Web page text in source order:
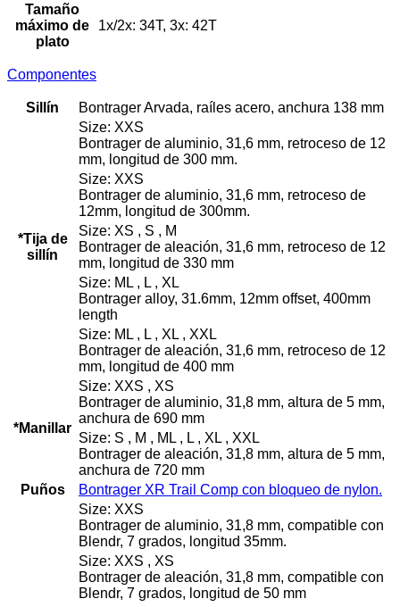
Tamaño
máximo de
plato
1x/2x: 34T, 3x: 42T
Componentes
Sillín Bontrager Arvada, raíles acero, anchura 138 mm
*Tija de
sillín
Size: XXS
Bontrager de aluminio, 31,6 mm, retroceso de 12
mm, longitud de 300 mm.
Size: XXS
Bontrager de aluminio, 31,6 mm, retroceso de
12mm, longitud de 300mm.
Size: XS , S , M
Bontrager de aleación, 31,6 mm, retroceso de 12
mm, longitud de 330 mm
Size: ML , L , XL
Bontrager alloy, 31.6mm, 12mm offset, 400mm
length
Size: ML , L , XL , XXL
Bontrager de aleación, 31,6 mm, retroceso de 12
mm, longitud de 400 mm
*Manillar
Size: XXS , XS
Bontrager de aluminio, 31,8 mm, altura de 5 mm,
anchura de 690 mm
Size: S , M , ML , L , XL , XXL
Bontrager de aleación, 31,8 mm, altura de 5 mm,
anchura de 720 mm
Puños
Bontrager XR Trail Comp con bloqueo de nylon.
Size: XXS
Bontrager de aluminio, 31,8 mm, compatible con
Blendr, 7 grados, longitud 35mm.
Size: XXS , XS
Bontrager de aleación, 31,8 mm, compatible con
Blendr, 7 grados, longitud de 50 mm